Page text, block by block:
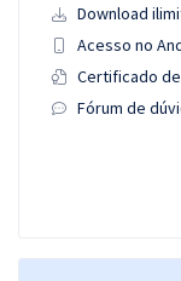
Download
Acesso no
Certificado
Fórum de